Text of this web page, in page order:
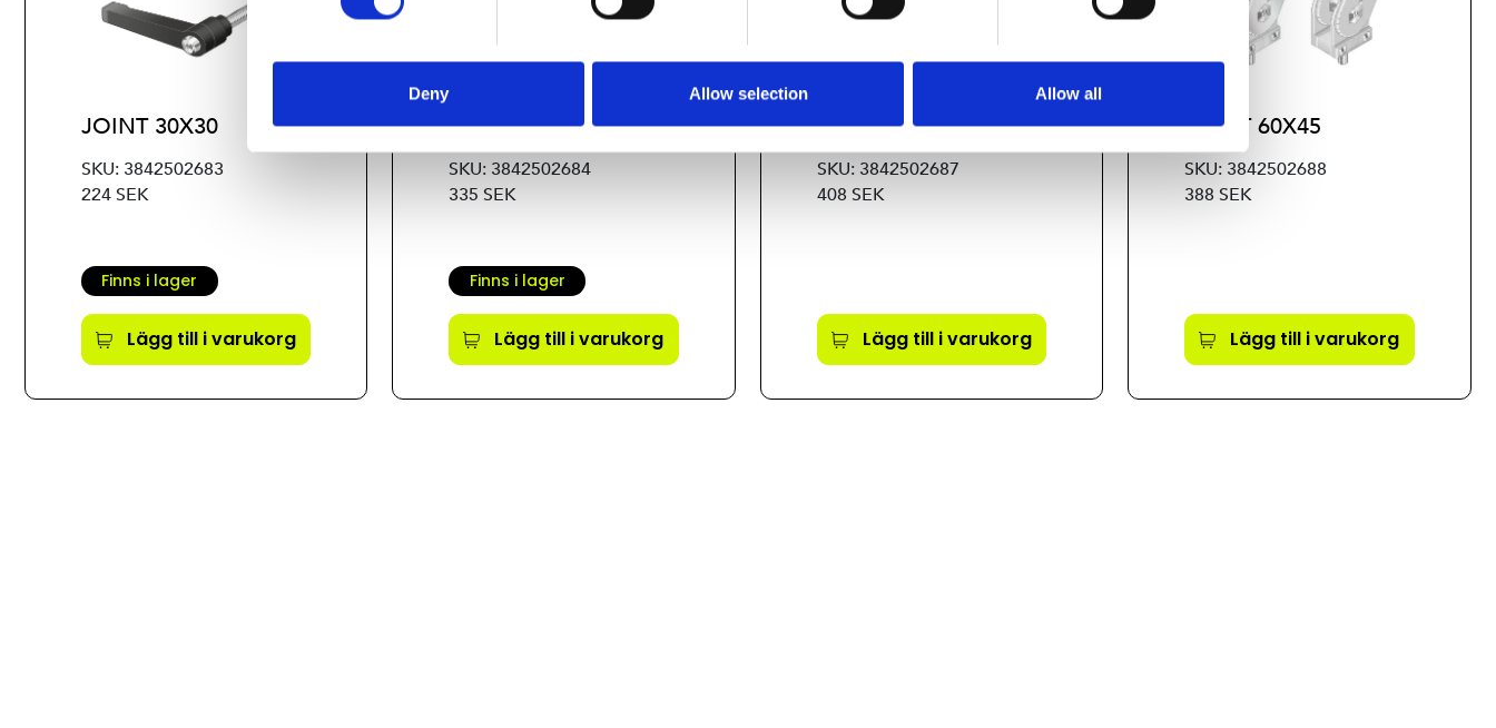
Deny Allow selection Allow all
JOINT 30X30
SKU: 3842502683
224 SEK
Finns i lager
Lägg till i varukorg
JOINT 45X45
SKU: 3842502684
335 SEK
Finns i lager
Lägg till i varukorg
JOINT 60X60
SKU: 3842502687
408 SEK
Lägg till i varukorg
JOINT 60X45
SKU: 3842502688
388 SEK
Lägg till i varukorg